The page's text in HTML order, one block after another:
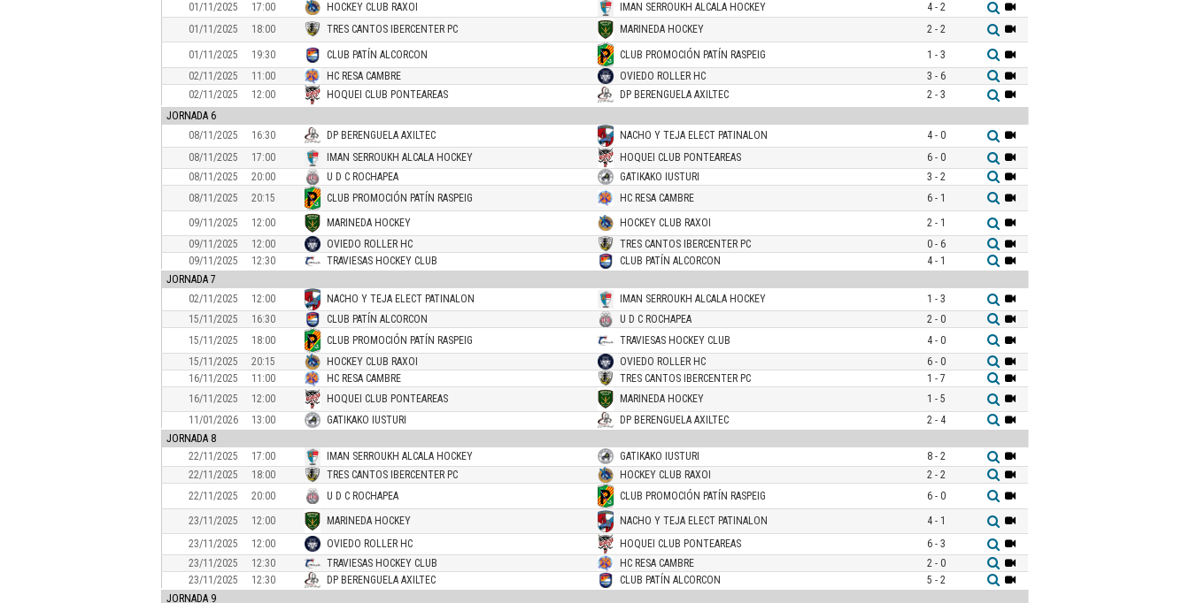
01/11/2025
17:00 HOCKEY CLUB RAXOI IMAN SERROUKH ALCALA HOCKEY
4 - 2
01/11/2025
18:00 TRES CANTOS IBERCENTER PC MARINEDA HOCKEY 2 - 2
01/11/2025 19:30 CLUB PATÍN ALCORCON CLUB PROMOCIÓN PATÍN RASPEIG
1 - 3
02/11/2025
11:00 HC RESA CAMBRE OVIEDO ROLLER HC
3 - 6
02/11/2025
12:00 HOQUEI CLUB PONTEAREAS DP BERENGUELA AXILTEC
2 - 3
JORNADA 6
08/11/2025
16:30 DP BERENGUELA AXILTEC NACHO Y TEJA ELECT PATINALON
4 - 0
08/11/2025
17:00 IMAN SERROUKH ALCALA HOCKEY HOQUEI CLUB PONTEAREAS
6 - 0
08/11/2025
20:00 U D C ROCHAPEA GATIKAKO IUSTURI
3 - 2
08/11/2025
20:15 CLUB PROMOCIÓN PATÍN RASPEIG HC RESA CAMBRE
6 - 1
09/11/2025
12:00 MARINEDA HOCKEY HOCKEY CLUB RAXOI
2 - 1
09/11/2025
12:00 OVIEDO ROLLER HC TRES CANTOS IBERCENTER PC
0 - 6
09/11/2025
12:30 TRAVIESAS HOCKEY CLUB CLUB PATÍN ALCORCON
4 - 1
JORNADA 7
02/11/2025
12:00 NACHO Y TEJA ELECT PATINALON IMAN SERROUKH ALCALA HOCKEY
1 - 3
15/11/2025
16:30 CLUB PATÍN ALCORCON U D C ROCHAPEA
2 - 0
15/11/2025
18:00 CLUB PROMOCIÓN PATÍN RASPEIG TRAVIESAS HOCKEY CLUB
4 - 0
15/11/2025
20:15 HOCKEY CLUB RAXOI OVIEDO ROLLER HC
6 - 0
16/11/2025
11:00 HC RESA CAMBRE TRES CANTOS IBERCENTER PC
1 - 7
16/11/2025
12:00 HOQUEI CLUB PONTEAREAS MARINEDA HOCKEY
1 - 5
11/01/2026
13:00 GATIKAKO IUSTURI DP BERENGUELA AXILTEC
2 - 4
JORNADA 8
22/11/2025
17:00 IMAN SERROUKH ALCALA HOCKEY GATIKAKO IUSTURI
8 - 2
22/11/2025
18:00 TRES CANTOS IBERCENTER PC HOCKEY CLUB RAXOI
2 - 2
22/11/2025
20:00 U D C ROCHAPEA CLUB PROMOCIÓN PATÍN RASPEIG
6 - 0
23/11/2025
12:00 MARINEDA HOCKEY NACHO Y TEJA ELECT PATINALON
4 - 1
23/11/2025
12:00 OVIEDO ROLLER HC HOQUEI CLUB PONTEAREAS
6 - 3
23/11/2025
12:30 TRAVIESAS HOCKEY CLUB HC RESA CAMBRE
2 - 0
23/11/2025
12:30 DP BERENGUELA AXILTEC CLUB PATÍN ALCORCON
5 - 2
JORNADA 9